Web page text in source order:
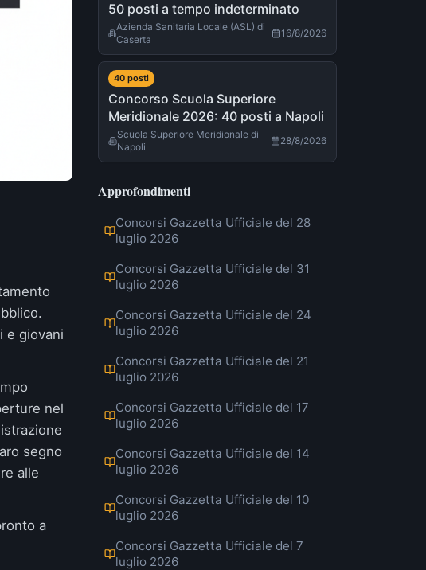
e giovani
nel
segno
alle
a
50 posti a tempo indeterminato
Azienda Sanitaria Locale (ASL) di
Caserta
16/8/2026
40 posti
Concorso Scuola Superiore
Meridionale 2026: 40 posti a Napoli
Scuola Superiore Meridionale di
Napoli
28/8/2026
Approfondimenti
Concorsi Gazzetta Ufficiale del 28
luglio 2026
Concorsi Gazzetta Ufficiale del 31
luglio 2026
Concorsi Gazzetta Ufficiale del 24
luglio 2026
Concorsi Gazzetta Ufficiale del 21
luglio 2026
Concorsi Gazzetta Ufficiale del 17
luglio 2026
Concorsi Gazzetta Ufficiale del 14
luglio 2026
Concorsi Gazzetta Ufficiale del 10
luglio 2026
Concorsi Gazzetta Ufficiale del 7
luglio 2026